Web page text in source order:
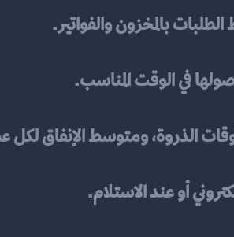
بالمخزون والفواتير.
في الوقت المناسب.
الذروة، ومتوسط الإنفاق
أو عند الاستلام.